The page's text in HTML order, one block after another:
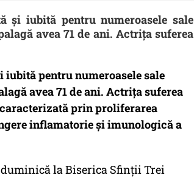
şi iubită pentru numeroasele sale
avea 71 de ani. Actrița suferea
pentru numeroasele sale
avea 71 de ani. Actrița suferea
prin proliferarea
inflamatorie și imunologică a
la Biserica Sfinţii Trei